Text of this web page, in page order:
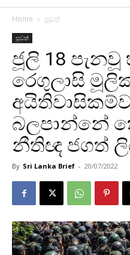
Home පුවත්
පුවත්
ජූලි 18
රෙගුලාසි
බලපාන්නේ
නීතිඥ ජගත්
By Sri Lanka Brief - 20/07/2022